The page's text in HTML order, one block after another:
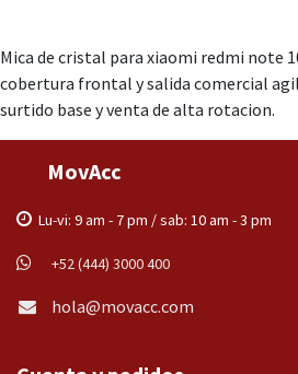
Mica de cristal para xiaomi redmi note
cobertura frontal y salida comercial
surtido base y venta de alta rotacion.
MovAcc
Lu-vi: 9 am - 7 pm / sab: 10 am - 3 pm
+52 (444) 3000 400
hola@movacc.com